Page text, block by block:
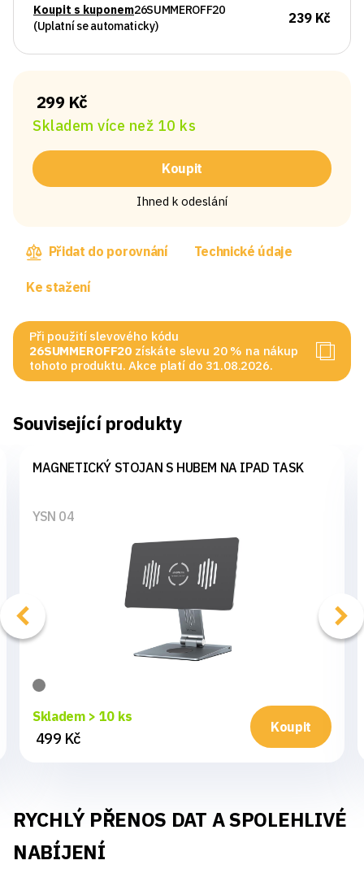
Koupit s kuponem26SUMMEROFF20
(Uplatní se automaticky)
239 Kč
299 Kč
Skladem více než 10 ks
Koupit
Ihned k odeslání
Přidat do porovnání Technické údaje
Ke stažení
Při použití slevového kódu
26SUMMEROFF20 získáte slevu 20 % na nákup
tohoto produktu. Akce platí do 31.08.2026.
Související produkty
MAGNETICKÝ STOJAN S HUBEM NA IPAD TASK
YSN 04
Skladem > 10 ks
499 Kč
Koupit
RYCHLÝ PŘENOS DAT A SPOLEHLIVÉ
NABÍJENÍ